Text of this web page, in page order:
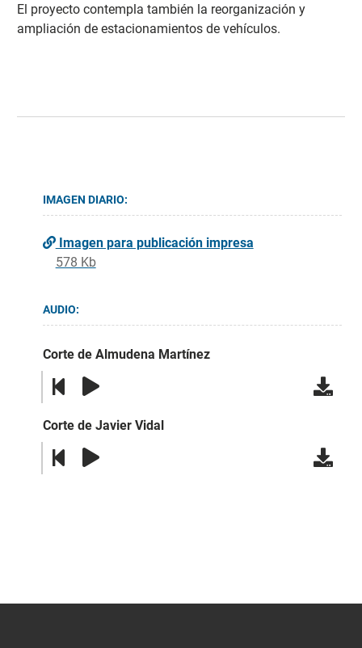
El proyecto contempla también la reorganización y
ampliación de estacionamientos de vehículos.
IMAGEN DIARIO:
Imagen para publicación impresa
578 Kb
AUDIO:
Corte de Almudena Martínez
Corte de Javier Vidal